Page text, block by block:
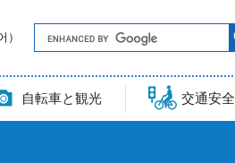
自転車と観光 交通安全